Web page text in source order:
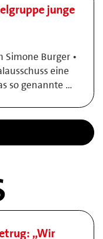
junge
Simone Burger •
eine
so genannte …
„Wir